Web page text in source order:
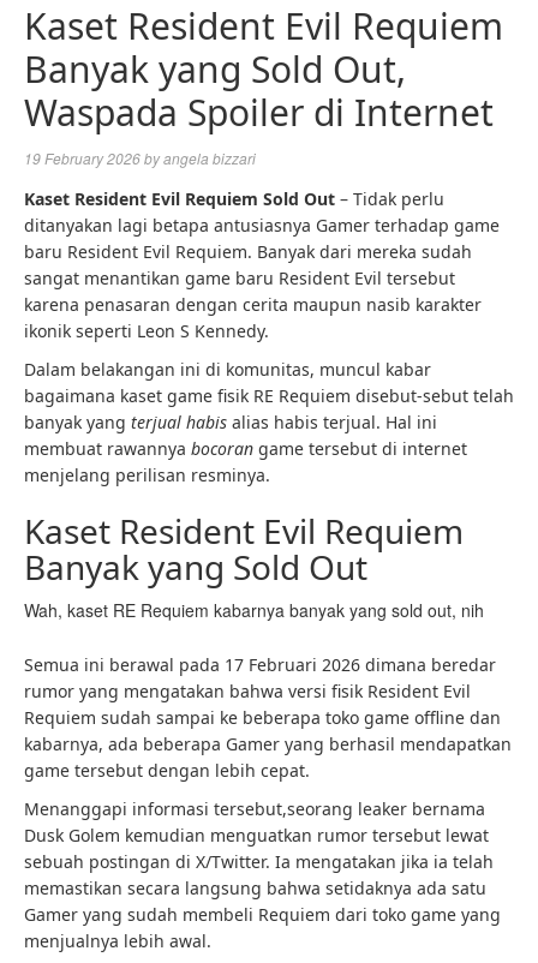
Kaset Resident Evil Requiem
Banyak yang Sold Out,
Waspada Spoiler di Internet
19 February 2026byangela bizzari
Kaset Resident Evil Requiem Sold Out – Tidak perlu
ditanyakan lagi betapa antusiasnya Gamer terhadap game
baru Resident Evil Requiem. Banyak dari mereka sudah
sangat menantikan game baru Resident Evil tersebut
karena penasaran dengan cerita maupun nasib karakter
ikonik seperti Leon S Kennedy.
Dalam belakangan ini di komunitas, muncul kabar
bagaimana kaset game fisik RE Requiem disebut-sebut telah
banyak yang terjual habis alias habis terjual. Hal ini
membuat rawannya bocoran game tersebut di internet
menjelang perilisan resminya.
Kaset Resident Evil Requiem
Banyak yang Sold Out
Wah, kaset RE Requiem kabarnya banyak yang sold out, nih
Semua ini berawal pada 17 Februari 2026 dimana beredar
rumor yang mengatakan bahwa versi fisik Resident Evil
Requiem sudah sampai ke beberapa toko game offline dan
kabarnya, ada beberapa Gamer yang berhasil mendapatkan
game tersebut dengan lebih cepat.
Menanggapi informasi tersebut,seorang leaker bernama
Dusk Golem kemudian menguatkan rumor tersebut lewat
sebuah postingan di X/Twitter. Ia mengatakan jika ia telah
memastikan secara langsung bahwa setidaknya ada satu
Gamer yang sudah membeli Requiem dari toko game yang
menjualnya lebih awal.